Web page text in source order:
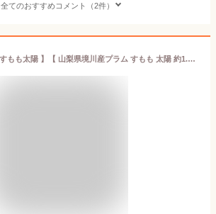
全てのおすすめコメント（2件）
【大玉プラム すもも太陽 】【 山梨県境川産プラム すもも 太陽 約1.5kg (9～12個) 】大玉厳選 送料無料 スモモ 李 ぷらむ フルーツ ギフト 贈り物 贈答品 お祝い お中元 御中元 暑中見舞い 詰め合わせギフト フルーツ グルメ 産地直送 境川町藤垈のすもも